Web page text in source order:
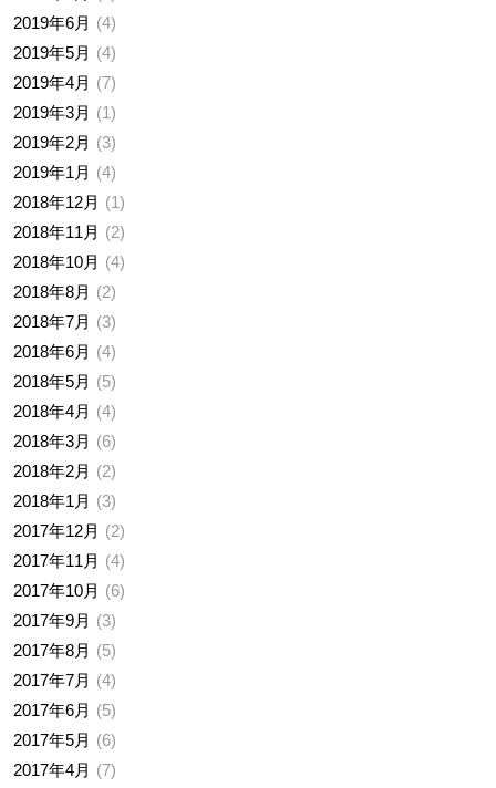
2019年6月
4
2019年5月
4
2019年4月
7
2019年3月
1
2019年2月
3
2019年1月
4
2018年12月
1
2018年11月
2
2018年10月
4
2018年8月
2
2018年7月
3
2018年6月
4
2018年5月
5
2018年4月
4
2018年3月
6
2018年2月
2
2018年1月
3
2017年12月
2
2017年11月
4
2017年10月
6
2017年9月
3
2017年8月
5
2017年7月
4
2017年6月
5
2017年5月
6
2017年4月
7